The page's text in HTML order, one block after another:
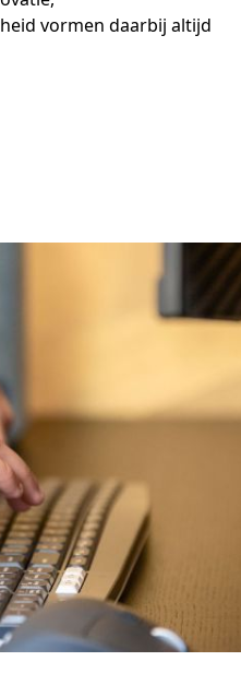
vormen daarbij altijd